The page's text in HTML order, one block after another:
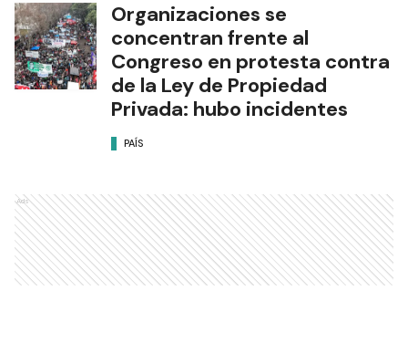
Organizaciones se
concentran frente al
Congreso en protesta contra
de la Ley de Propiedad
Privada: hubo incidentes
PAÍS
Ads